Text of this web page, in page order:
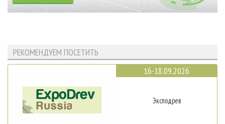
РЕКОМЕНДУЕМ ПОСЕТИТЬ
16-18.09.2026
Эксподрев